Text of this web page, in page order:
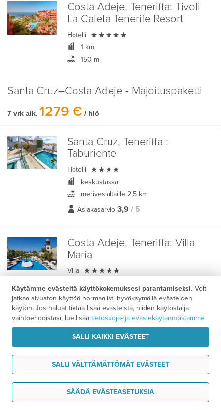
Tarvitsen tukea
Costa Adeje, Teneriffa: Tivoli
La Caleta Tenerife Resort
Hotelli 
1 km
150 m
Santa Cruz–Costa Adeje - Majoituspaketti
7 vrk alk. 1279 € / hlö
Santa Cruz, Teneriffa :
Taburiente
Hotelli 
keskustassa
merivesialtaille 2,5 km
Asiakasarvio 3,9 / 5
Costa Adeje, Teneriffa: Villa
Maria
Villa 
1,5 km
Asiakasarvio 4,8/ 5
HOTELLIT SANTA CRUZ–PLAYA DE LAS AMERICAS
Santa Cruz–Playa de las Americas -
Majoituspaketti
1075 €
Käytämme evästeitä käyttökokemuksesi parantamiseksi. Voit
jatkaa sivuston käyttöä normaalisti hyväksymällä evästeiden
käytön. Jos haluat tietää lisää evästeistä, niiden käytöstä ja
vaihtoehdoistasi, lue lisää tietosuoja- ja evästekäytännöistämme
SALLI KAIKKI EVÄSTEET
SALLI VÄLTTÄMÄTTÖMÄT EVÄSTEET
SÄÄDÄ EVÄSTEASETUKSIA